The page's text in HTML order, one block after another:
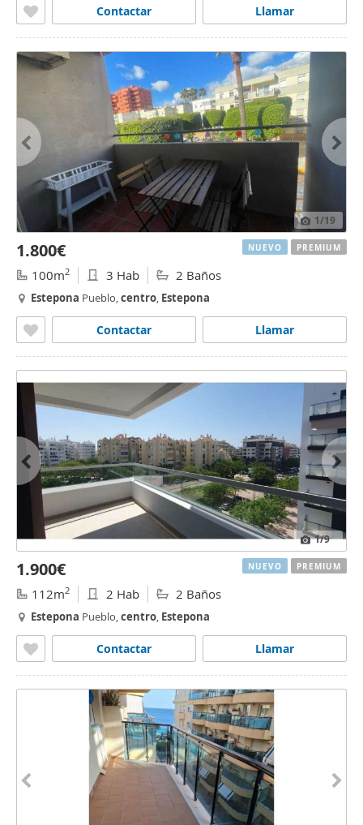
Llamar
Contactar
1/19
1.800€
100m2 3 Hab 2 Baños
Estepona Pueblo,centro, Estepona
Llamar
Contactar
NUEVO PREMIUM
1/9
1.900€
112m2 2 Hab 2 Baños
Estepona Pueblo,centro, Estepona
Llamar
Contactar
NUEVO PREMIUM